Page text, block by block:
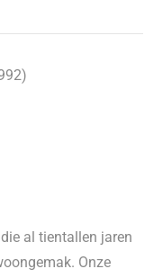
al tientallen jaren
Onze